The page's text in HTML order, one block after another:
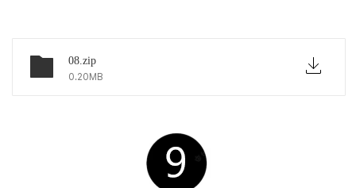
08.zip
0.20MB